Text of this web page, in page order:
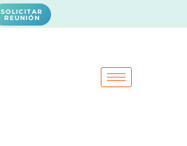
SOLICITAR
REUNIÓN